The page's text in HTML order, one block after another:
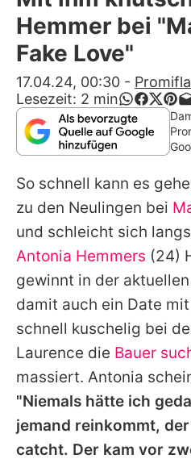
Alle Themen
App
Redaktionelle
Utiq
Hemmer bei
Fake Love"
17.04.24, 00:30 -
Lesezeit: 2 min
So schnell kann es
zu den Neulingen bei
und schleicht sich
Antonia Hemmers (24)
gewinnt in der
damit auch ein Date mit
schnell kuschelig bei
Laurence die Bauer
massiert. Antonia
"Niemals hätte ich
jemand reinkommt,
catcht. Der kam vor